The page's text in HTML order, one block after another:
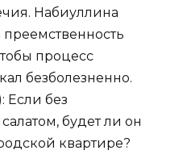
Набиуллина
преемственность
процесс
безболезненно.
Если без
будет ли он
квартире?